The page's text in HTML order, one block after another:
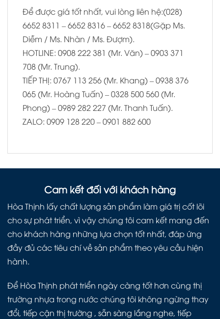
Để được giá tốt nhất, vui lòng liên hệ:(028)
6652 8311 – 6652 8316 – 6652 8318(Gặp Ms.
Diễm / Ms. Nhàn / Ms. Đượm).
HOTLINE: 0908 222 381 (Mr. Văn) – 0903 371
708 (Mr. Trung).
TIẾP THỊ: 0767 113 256 (Mr. Khang) – 0938 376
065 (Mr. Hoàng Tuấn) – 0328 500 560 (Mr.
Phong) – 0989 282 227 (Mr. Thanh Tuấn).
ZALO: 0909 128 220 – 0901 882 600
Cam kết đối với khách hàng
Hòa Thịnh lấy chất lượng sản phẩm làm giá trị cốt lõi
cho sự phát triển, vì vậy chúng tôi cam kết mang đến
cho khách hàng những lựa chọn tốt nhất, đáp ứng
đầy đủ các tiêu chí về sản phẩm theo yêu cầu hiện
hành.
Để Hòa Thịnh phát triển ngày càng tốt hơn cùng thị
trường nhựa trong nước chúng tôi không ngừng thay
đổi, tiếp cận thị trường , sẵn sàng lắng nghe, tiếp